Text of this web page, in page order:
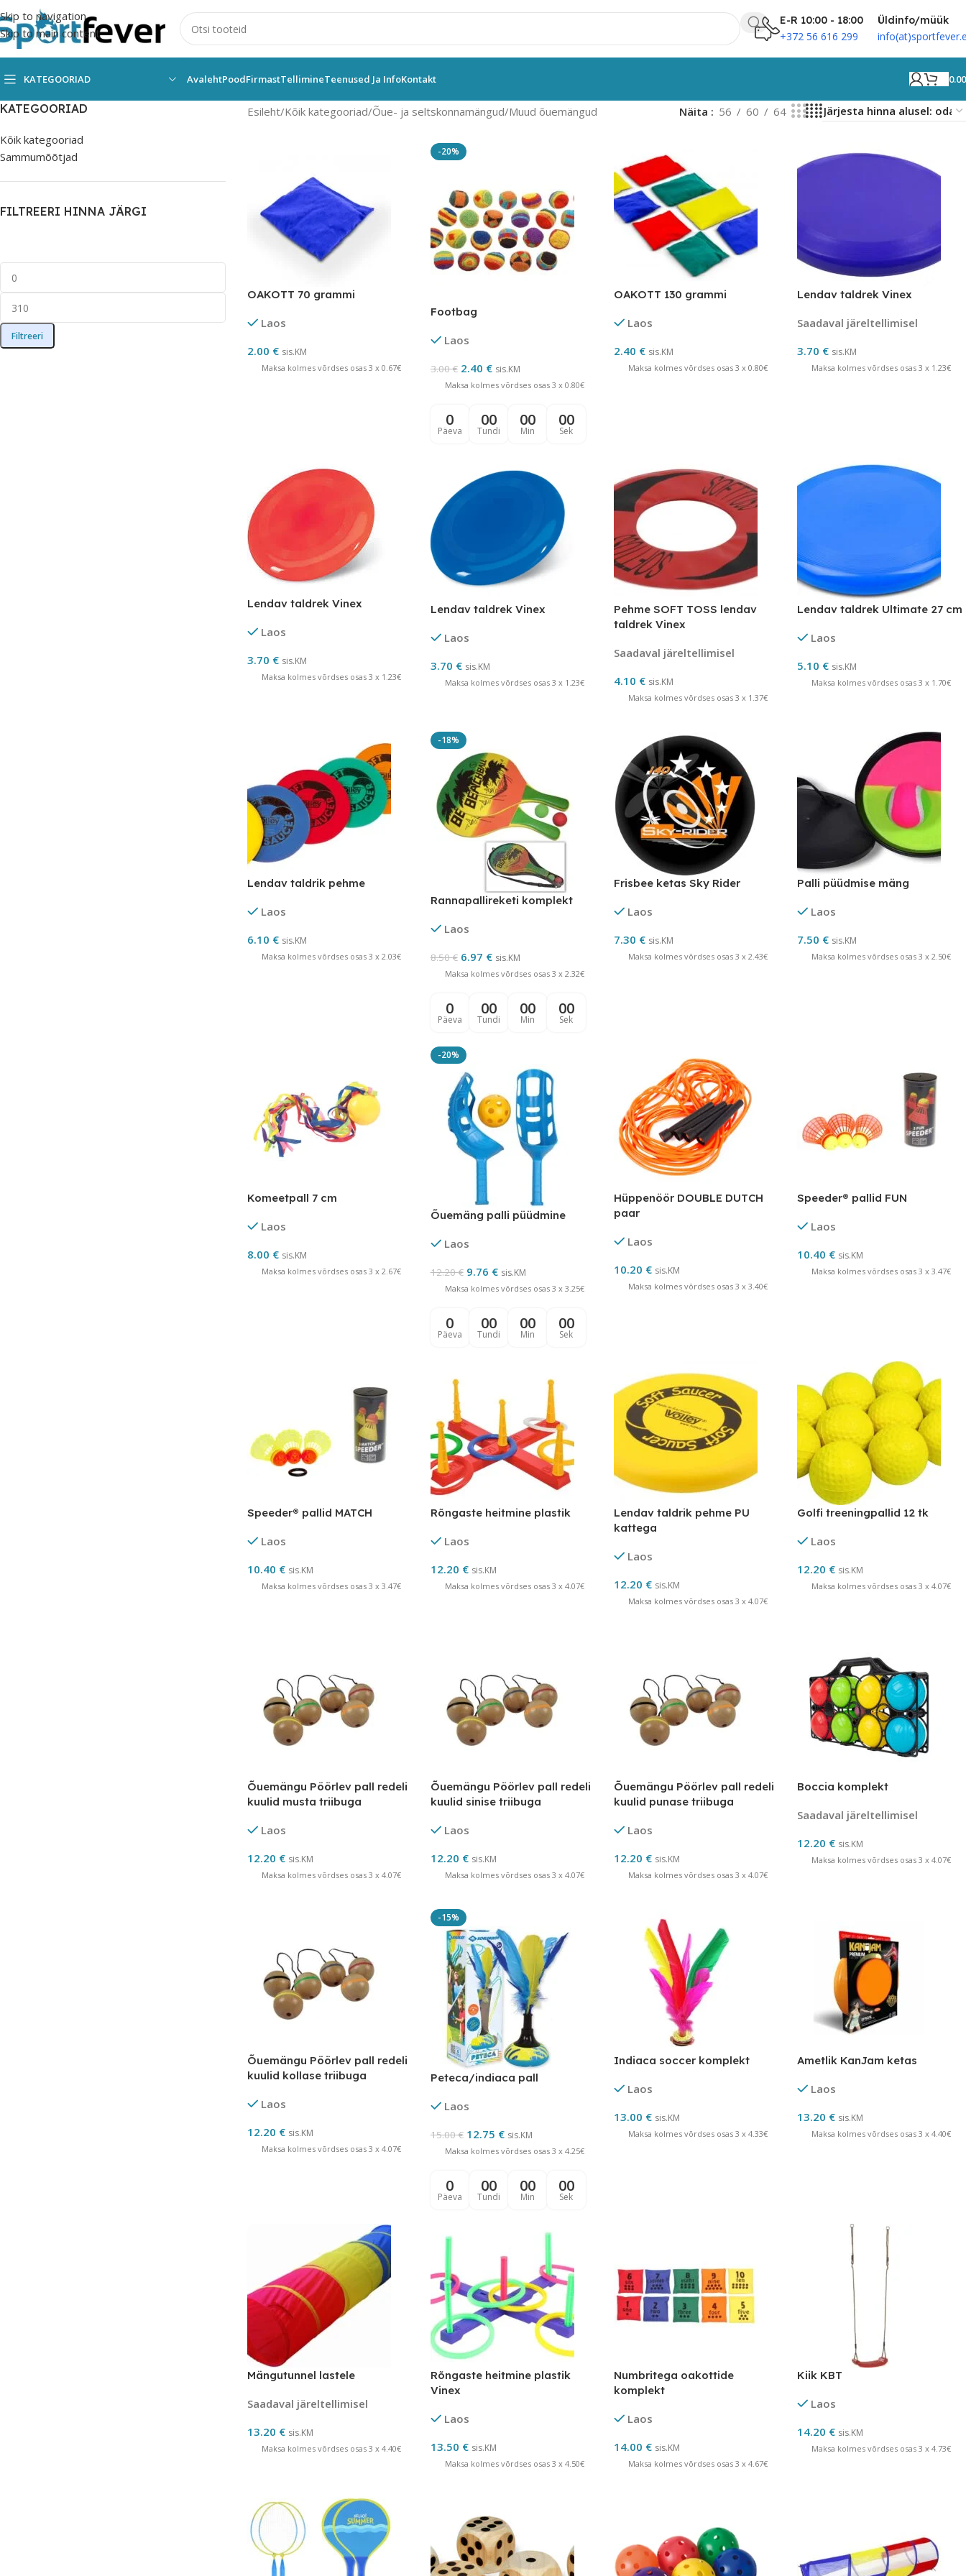
Skip to navigation
Skip to main content
E-R 10:00 - 18:00
+372 56 616 299
Üldinfo/müük
KATEGOORIAD AvalehtPoodFirmastTellimineTeenused Ja InfoKontakt
KATEGOORIAD
Kõik kategooriad
Sammumõõtjad
FILTREERI HINNA JÄRGI
Filtreeri
Esileht Kõik kategooriad Õue- ja seltskonnamängud Muud õuemängud Näita 56 60 64
OAKOTT 70 grammi
Laos
2.00 € sis.KM
Maksa kolmes võrdses osas 3 x 0.67€
-20%
Footbag
Laos
3.00€ 2.40 € sis.KM
Maksa kolmes võrdses osas 3 x 0.80€
0
Päeva
00
Tundi
00
Min
00
Sek
OAKOTT 130 grammi
Laos
2.40 € sis.KM
Maksa kolmes võrdses osas 3 x 0.80€
Lendav taldrek Vinex
Saadaval järeltellimisel
3.70 € sis.KM
Maksa kolmes võrdses osas 3 x 1.23€
Lendav taldrek Vinex
Laos
3.70 € sis.KM
Maksa kolmes võrdses osas 3 x 1.23€
Lendav taldrek Vinex
Laos
3.70 € sis.KM
Maksa kolmes võrdses osas 3 x 1.23€
Pehme SOFT TOSS lendav
taldrek Vinex
Saadaval järeltellimisel
4.10 € sis.KM
Maksa kolmes võrdses osas 3 x 1.37€
Lendav taldrek Ultimate 27 cm
Laos
5.10 € sis.KM
Maksa kolmes võrdses osas 3 x 1.70€
Lendav taldrik pehme
Laos
6.10 € sis.KM
Maksa kolmes võrdses osas 3 x 2.03€
-18%
Rannapallireketi komplekt
Laos
8.50€ 6.97 € sis.KM
Maksa kolmes võrdses osas 3 x 2.32€
0
Päeva
00
Tundi
00
Min
00
Sek
Frisbee ketas Sky Rider
Laos
7.30 € sis.KM
Maksa kolmes võrdses osas 3 x 2.43€
Palli püüdmise mäng
Laos
7.50 € sis.KM
Maksa kolmes võrdses osas 3 x 2.50€
Komeetpall 7 cm
Laos
8.00 € sis.KM
Maksa kolmes võrdses osas 3 x 2.67€
-20%
Õuemäng palli püüdmine
Laos
12.20€ 9.76 € sis.KM
Maksa kolmes võrdses osas 3 x 3.25€
0
Päeva
00
Tundi
00
Min
00
Sek
Hüppenöör DOUBLE DUTCH
paar
Laos
10.20 € sis.KM
Maksa kolmes võrdses osas 3 x 3.40€
Speeder® pallid FUN
Laos
10.40 € sis.KM
Maksa kolmes võrdses osas 3 x 3.47€
Speeder® pallid MATCH
Laos
10.40 € sis.KM
Maksa kolmes võrdses osas 3 x 3.47€
Rõngaste heitmine plastik
Laos
12.20 € sis.KM
Maksa kolmes võrdses osas 3 x 4.07€
Lendav taldrik pehme PU
kattega
Laos
12.20 € sis.KM
Maksa kolmes võrdses osas 3 x 4.07€
Golfi treeningpallid 12 tk
Laos
12.20 € sis.KM
Maksa kolmes võrdses osas 3 x 4.07€
Õuemängu Pöörlev pall redeli
kuulid musta triibuga
Laos
12.20 € sis.KM
Maksa kolmes võrdses osas 3 x 4.07€
Õuemängu Pöörlev pall redeli
kuulid sinise triibuga
Laos
12.20 € sis.KM
Maksa kolmes võrdses osas 3 x 4.07€
Õuemängu Pöörlev pall redeli
kuulid punase triibuga
Laos
12.20 € sis.KM
Maksa kolmes võrdses osas 3 x 4.07€
Boccia komplekt
Saadaval järeltellimisel
12.20 € sis.KM
Maksa kolmes võrdses osas 3 x 4.07€
Õuemängu Pöörlev pall redeli
kuulid kollase triibuga
Laos
12.20 € sis.KM
Maksa kolmes võrdses osas 3 x 4.07€
-15%
Peteca/indiaca pall
Laos
15.00€ 12.75 € sis.KM
Maksa kolmes võrdses osas 3 x 4.25€
0
Päeva
00
Tundi
00
Min
00
Sek
Indiaca soccer komplekt
Laos
13.00 € sis.KM
Maksa kolmes võrdses osas 3 x 4.33€
Ametlik KanJam ketas
Laos
13.20 € sis.KM
Maksa kolmes võrdses osas 3 x 4.40€
Mängutunnel lastele
Saadaval järeltellimisel
13.20 € sis.KM
Maksa kolmes võrdses osas 3 x 4.40€
Rõngaste heitmine plastik
Vinex
Laos
13.50 € sis.KM
Maksa kolmes võrdses osas 3 x 4.50€
Numbritega oakottide
komplekt
Laos
14.00 € sis.KM
Maksa kolmes võrdses osas 3 x 4.67€
Kiik KBT
Laos
14.20 € sis.KM
Maksa kolmes võrdses osas 3 x 4.73€